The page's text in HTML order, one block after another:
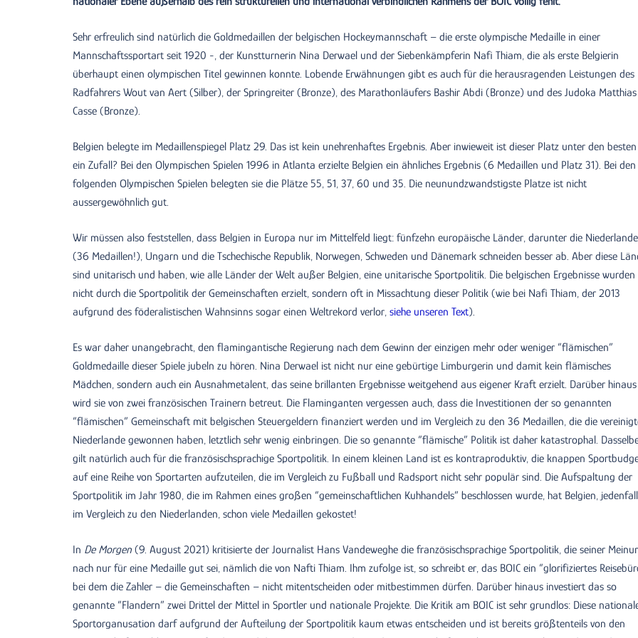
Sehr erfreulich sind natürlich die Goldmedaillen der belgischen Hockeymannschaft – die erste olympische Medaille in einer
Mannschaftssportart seit 1920 -, der Kunstturnerin Nina Derwael und der Siebenkämpferin Nafi Thiam, die als erste Belgierin
überhaupt einen olympischen Titel gewinnen konnte. Lobende Erwähnungen gibt es auch für die herausragenden Leistungen des
Radfahrers Wout van Aert (Silber), der Springreiter (Bronze), des Marathonläufers Bashir Abdi (Bronze) und des Judoka Matthias
Casse (Bronze).
Belgien belegte im Medaillenspiegel Platz 29. Das ist kein unehrenhaftes Ergebnis. Aber inwieweit ist dieser Platz unter den
ein Zufall? Bei den Olympischen Spielen 1996 in Atlanta erzielte Belgien ein ähnliches Ergebnis (6 Medaillen und Platz 31). Bei den
folgenden Olympischen Spielen belegten sie die Plätze 55, 51, 37, 60 und 35. Die neunundzwandstigste Platze ist nicht
aussergewöhnlich gut.
Wir müssen also feststellen, dass Belgien in Europa nur im Mittelfeld liegt: fünfzehn europäische Länder, darunter die Niederlande
(36 Medaillen!), Ungarn und die Tschechische Republik, Norwegen, Schweden und Dänemark schneiden besser ab. Aber diese
sind unitarisch und haben, wie alle Länder der Welt außer Belgien, eine unitarische Sportpolitik. Die belgischen Ergebnisse wurden
nicht durch die Sportpolitik der Gemeinschaften erzielt, sondern oft in Missachtung dieser Politik (wie bei Nafi Thiam, der 2013
aufgrund des föderalistischen Wahnsinns sogar einen Weltrekord verlor, siehe unseren Text).
Es war daher unangebracht, den flamingantische Regierung nach dem Gewinn der einzigen mehr oder weniger “flämischen”
Goldmedaille dieser Spiele jubeln zu hören. Nina Derwael ist nicht nur eine gebürtige Limburgerin und damit kein flämisches
Mädchen, sondern auch ein Ausnahmetalent, das seine brillanten Ergebnisse weitgehend aus eigener Kraft erzielt. Darüber hinaus
wird sie von zwei französischen Trainern betreut. Die Flaminganten vergessen auch, dass die Investitionen der so genannten
“flämischen” Gemeinschaft mit belgischen Steuergeldern finanziert werden und im Vergleich zu den 36 Medaillen, die die
Niederlande gewonnen haben, letztlich sehr wenig einbringen. Die so genannte “flämische” Politik ist daher katastrophal.
gilt natürlich auch für die französischsprachige Sportpolitik. In einem kleinen Land ist es kontraproduktiv, die knappen
auf eine Reihe von Sportarten aufzuteilen, die im Vergleich zu Fußball und Radsport nicht sehr populär sind. Die Aufspaltung der
Sportpolitik im Jahr 1980, die im Rahmen eines großen “gemeinschaftlichen Kuhhandels” beschlossen wurde, hat Belgien,
im Vergleich zu den Niederlanden, schon viele Medaillen gekostet!
In De Morgen (9. August 2021) kritisierte der Journalist Hans Vandeweghe die französischsprachige Sportpolitik, die seiner
nach nur für eine Medaille gut sei, nämlich die von Nafti Thiam. Ihm zufolge ist, so schreibt er, das BOIC ein “glorifiziertes
bei dem die Zahler – die Gemeinschaften – nicht mitentscheiden oder mitbestimmen dürfen. Darüber hinaus investiert das so
genannte “Flandern” zwei Drittel der Mittel in Sportler und nationale Projekte. Die Kritik am BOIC ist sehr grundlos: Diese
Sportorganusation darf aufgrund der Aufteilung der Sportpolitik kaum etwas entscheiden und ist bereits größtenteils von den